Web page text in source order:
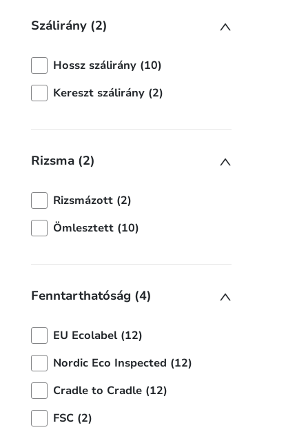
Szálirány (2)
Hossz szálirány (10)
Kereszt szálirány (2)
Rizsma (2)
Rizsmázott (2)
Ömlesztett (10)
Fenntarthatóság (4)
EU Ecolabel (12)
Nordic Eco Inspected (12)
Cradle to Cradle (12)
FSC (2)